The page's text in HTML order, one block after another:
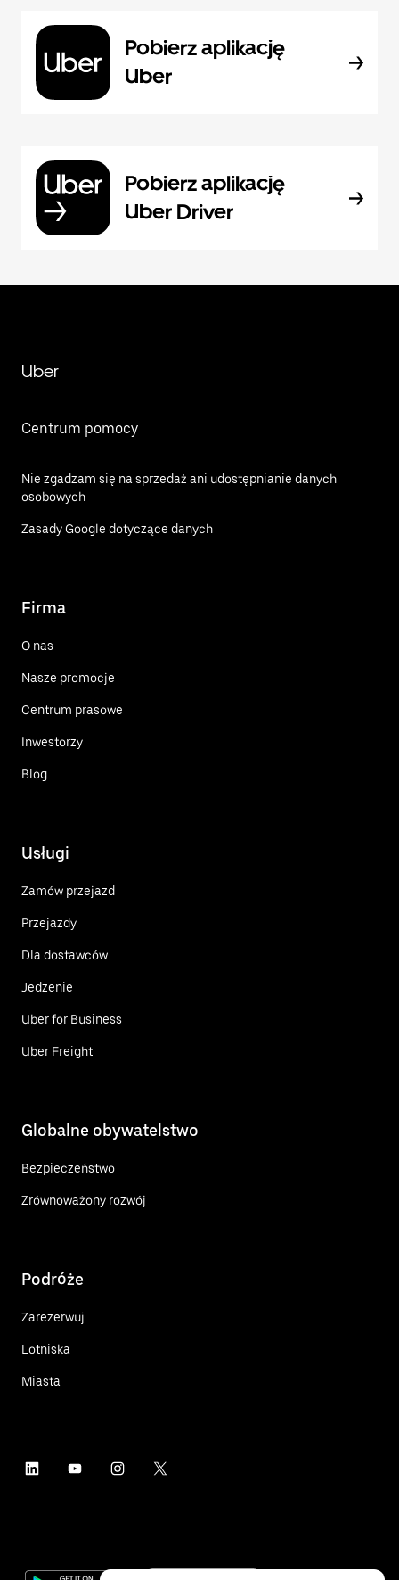
Pobierz aplikację
Uber
Pobierz aplikację
Uber Driver
Uber
Centrum pomocy
Nie zgadzam się na sprzedaż ani udostępnianie danych
osobowych
Zasady Google dotyczące danych
Firma
O nas
Nasze promocje
Centrum prasowe
Inwestorzy
Blog
Usługi
Zamów przejazd
Przejazdy
Dla dostawców
Jedzenie
Uber for Business
Uber Freight
Globalne obywatelstwo
Bezpieczeństwo
Zrównoważony rozwój
Podróże
Zarezerwuj
Lotniska
Miasta